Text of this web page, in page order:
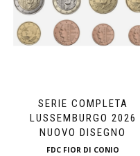
SERIE COMPLETA
LUSSEMBURGO 2026
NUOVO DISEGNO
FDC FIOR DI CONIO